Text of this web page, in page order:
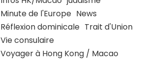
Minute de l'Europe News
Réflexion dominicale Trait d'Union
Vie consulaire
Voyager à Hong Kong / Macao